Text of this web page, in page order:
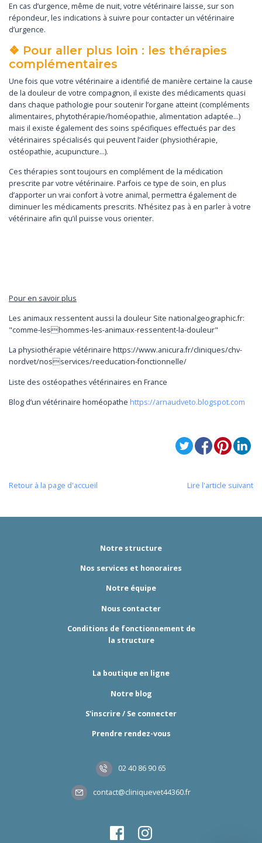
En cas d’urgence, même de nuit, votre vétérinaire laisse, sur son
répondeur, les indications à suivre pour contacter un vétérinaire
d’urgence.
❖ Pour aller plus loin : les thérapies
complémentaires
Une fois que votre vétérinaire a identifié de manière certaine la cause
de la douleur de votre compagnon, il existe des médicaments quasi
dans chaque pathologie pour soutenir l’organe atteint (compléments
alimentaires, phytothérapie/homéopathie, alimentation adaptée…)
mais il existe également des soins spécifiques effectués par des
vétérinaires spécialisés qui peuvent l’aider (physiothérapie,
ostéopathie, acupuncture…).
Ces thérapies sont toujours en complément de la médication
prescrite par votre vétérinaire. Parfois ce type de soin, en plus
d’apporter un vrai confort à votre animal, permettra également de
diminuer les médicaments prescrits. N’hésitez pas à en parler à votre
vétérinaire afin qu’il puisse vous orienter.
Pour en savoir plus
Les animaux ressentent aussi la douleur Site nationalgeographic.fr:
"comme-leshommes-les-animaux-ressentent-la-douleur"
La physiothérapie vétérinaire https://www.anicura.fr/cliniques/chv-
nordvet/nosservices/reeducation-fonctionnelle/
Liste des ostéopathes vétérinaires en France
Blog d’un vétérinaire homéopathe https://arnaudveto.blogspot.com
Retour à la page d'accueil Lire l'article suivant
Notre structure
Nos services et honoraires
Notre équipe
Nous contacter
Conditions de fonctionnement de
la structure
La boutique en ligne
Notre blog
S'inscrire / Se connecter
Prendre rendez-vous
02 40 86 90 65
contact@cliniquevet44360.fr